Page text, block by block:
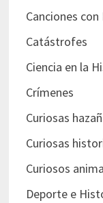
Canciones
Catástrofes
Ciencia en la
Crímenes
Curiosas
Curiosas
Curiosos
Deporte e